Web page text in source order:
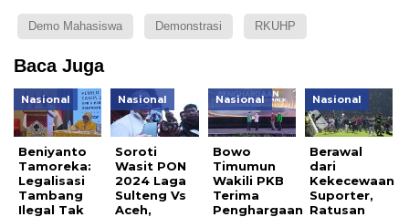
Demo Mahasiswa Demonstrasi RKUHP
Baca Juga
Nasional
Beniyanto
Tamoreka:
Legalisasi
Tambang
Ilegal Tak
Nasional
Soroti
Wasit PON
2024 Laga
Sulteng Vs
Aceh,
Nasional
Bowo
Timumun
Wakili PKB
Terima
Penghargaan
Nasional
Berawal
dari
Kekecewaan
Suporter,
Ratusan